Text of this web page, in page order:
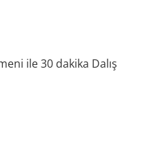
ile 30 dakika Dalış